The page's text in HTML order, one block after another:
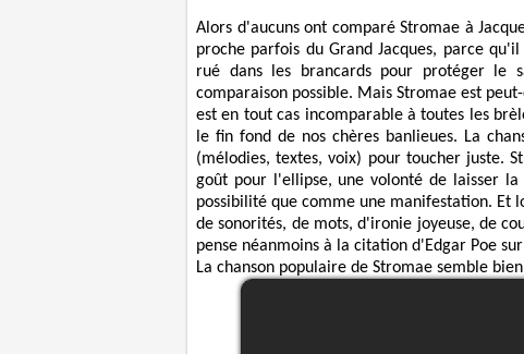
Alors d'aucuns ont comparé Stromae à
proche parfois du Grand Jacques, parce
rué dans les brancards pour protéger le
comparaison possible. Mais Stromae est
est en tout cas incomparable à toutes les
le fin fond de nos chères banlieues. La
(mélodies, textes, voix) pour toucher juste.
goût pour l'ellipse, une volonté de laisser
possibilité que comme une manifestation. Et
de sonorités, de mots, d'ironie joyeuse, de
pense néanmoins à la citation d'Edgar Poe
La chanson populaire de Stromae semble